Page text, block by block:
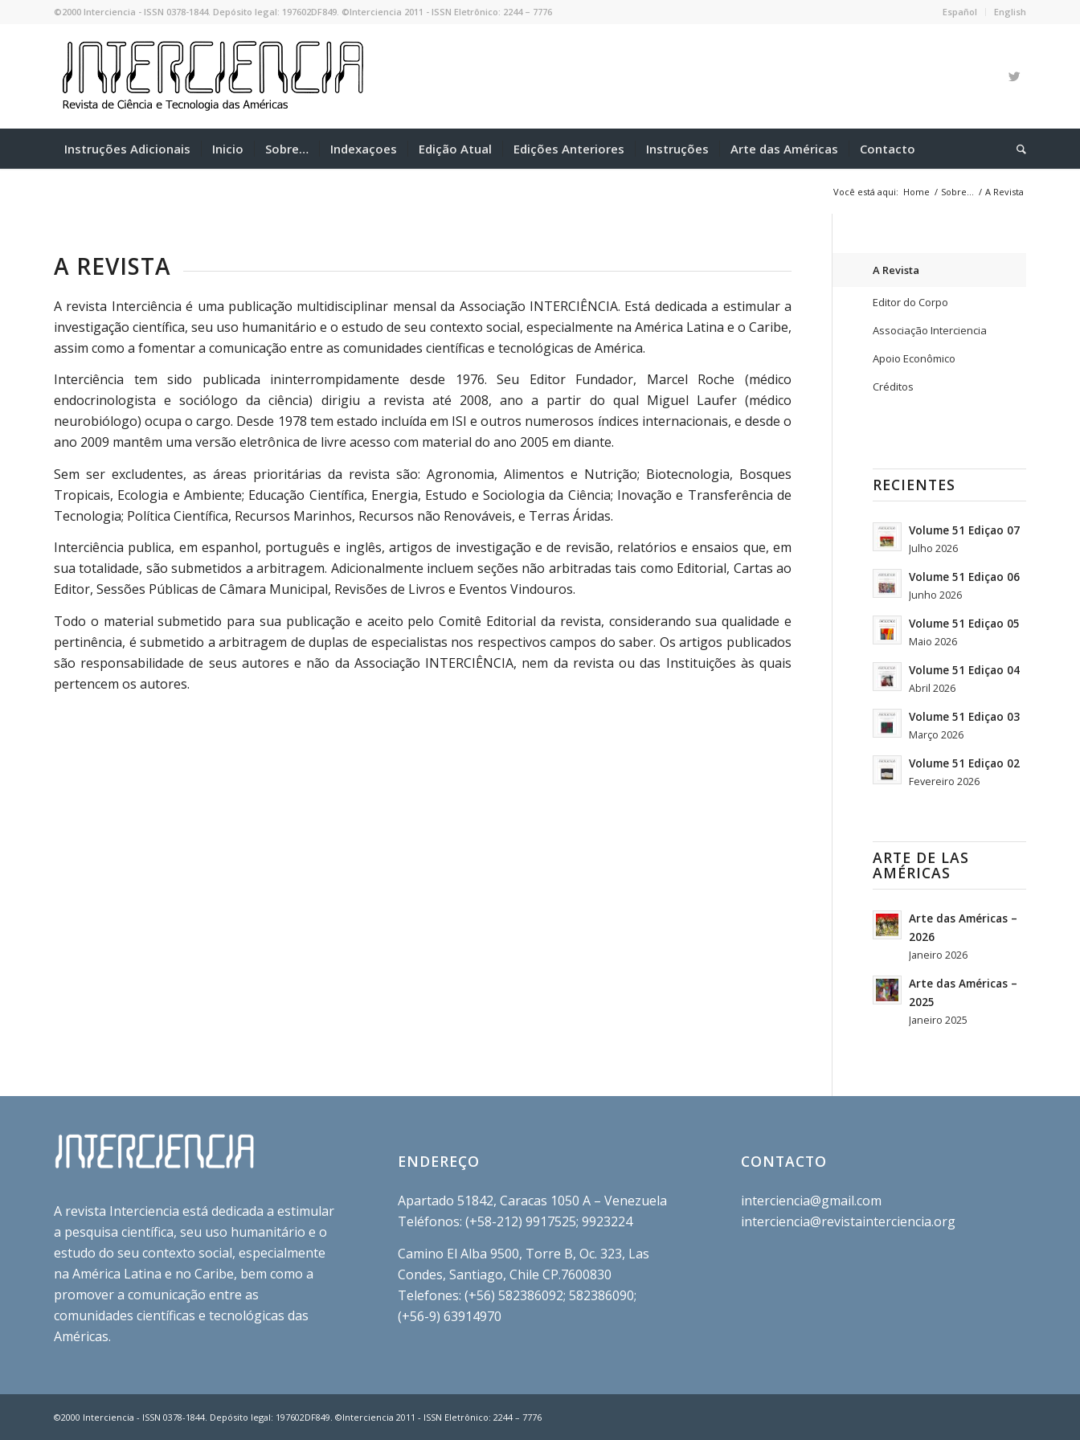
Español English
©2000 Interciencia - ISSN 0378-1844. Depósito legal: 197602DF849. ©Interciencia 2011 - ISSN Eletrônico: 2244 – 7776
Instruções Adicionais Inicio Sobre… Indexaçoes Edição Atual Edições Anteriores Instruções Arte das Américas Contacto
Você está aqui: Home / Sobre… / A Revista
A REVISTA
A revista Interciência é uma publicação multidisciplinar mensal da Associação INTERCIÊNCIA. Está dedicada a estimular a
investigação científica, seu uso humanitário e o estudo de seu contexto social, especialmente na América Latina e o Caribe,
assim como a fomentar a comunicação entre as comunidades científicas e tecnológicas de América.
Interciência tem sido publicada ininterrompidamente desde 1976. Seu Editor Fundador, Marcel Roche (médico
endocrinologista e sociólogo da ciência) dirigiu a revista até 2008, ano a partir do qual Miguel Laufer (médico
neurobiólogo) ocupa o cargo. Desde 1978 tem estado incluída em ISI e outros numerosos índices internacionais, e desde o
ano 2009 mantêm uma versão eletrônica de livre acesso com material do ano 2005 em diante.
Sem ser excludentes, as áreas prioritárias da revista são: Agronomia, Alimentos e Nutrição; Biotecnologia, Bosques
Tropicais, Ecologia e Ambiente; Educação Científica, Energia, Estudo e Sociologia da Ciência; Inovação e Transferência de
Tecnologia; Política Científica, Recursos Marinhos, Recursos não Renováveis, e Terras Áridas.
Interciência publica, em espanhol, português e inglês, artigos de investigação e de revisão, relatórios e ensaios que, em
sua totalidade, são submetidos a arbitragem. Adicionalmente incluem seções não arbitradas tais como Editorial, Cartas ao
Editor, Sessões Públicas de Câmara Municipal, Revisões de Livros e Eventos Vindouros.
Todo o material submetido para sua publicação e aceito pelo Comitê Editorial da revista, considerando sua qualidade e
pertinência, é submetido a arbitragem de duplas de especialistas nos respectivos campos do saber. Os artigos publicados
são responsabilidade de seus autores e não da Associação INTERCIÊNCIA, nem da revista ou das Instituições às quais
pertencem os autores.
A Revista
Editor do Corpo
Associação Interciencia
Apoio Econômico
Créditos
RECIENTES
Volume 51 Ediçao 07
Julho 2026
Volume 51 Ediçao 06
Junho 2026
Volume 51 Ediçao 05
Maio 2026
Volume 51 Ediçao 04
Abril 2026
Volume 51 Ediçao 03
Março 2026
Volume 51 Ediçao 02
Fevereiro 2026
ARTE DE LAS
AMÉRICAS
Arte das Américas –
2026
Janeiro 2026
Arte das Américas –
2025
Janeiro 2025
A revista Interciencia está dedicada a estimular
a pesquisa científica, seu uso humanitário e o
estudo do seu contexto social, especialmente
na América Latina e no Caribe, bem como a
promover a comunicação entre as
comunidades científicas e tecnológicas das
Américas.
ENDEREÇO
Apartado 51842, Caracas 1050 A – Venezuela
Teléfonos: (+58-212) 9917525; 9923224
Camino El Alba 9500, Torre B, Oc. 323, Las
Condes, Santiago, Chile CP.7600830
Telefones: (+56) 582386092; 582386090;
(+56-9) 63914970
CONTACTO
interciencia@gmail.com
interciencia@revistainterciencia.org
©2000 Interciencia - ISSN 0378-1844. Depósito legal: 197602DF849. ©Interciencia 2011 - ISSN Eletrônico: 2244 – 7776